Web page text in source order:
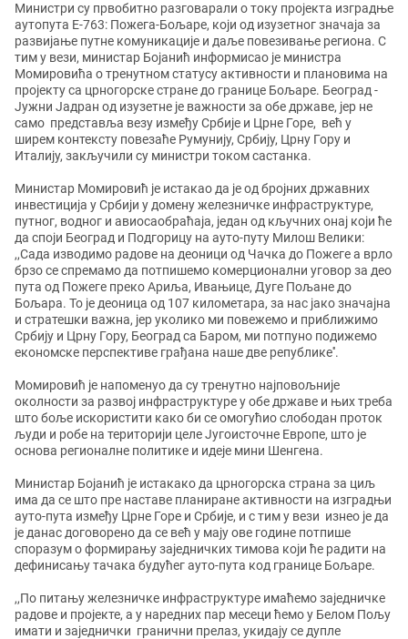
Министри су првобитно разговарали о току пројекта изградње
аутопута Е-763: Пожега-Бољаре, који од изузетног значаја за
развијање путне комуникације и даље повезивање региона. С
тим у вези, министар Бојанић информисао је министра
Момировића о тренутном статусу активности и плановима на
пројекту са црногорске стране до границе Бољаре. Београд -
Јужни Јадран од изузетне је важности за обе државе, јер не
само представља везу између Србије и Црне Горе, већ у
ширем контексту повезаће Румунију, Србију, Црну Гору и
Италију, закључили су министри током састанка.
Министар Момировић је истакао да је од бројних државних
инвестиција у Србији у домену железничке инфраструктуре,
путног, водног и авиосаобраћаја, један од кључних онај који ће
да споји Београд и Подгорицу на ауто-путу Милош Велики:
,,Сада изводимо радове на деоници од Чачка до Пожеге а врло
брзо се спремамо да потпишемо комерционални уговор за део
пута од Пожеге преко Ариља, Ивањице, Дуге Пољане до
Бољара. То је деоница од 107 километара, за нас јако значајна
и стратешки важна, јер уколико ми повежемо и приближимо
Србију и Црну Гору, Београд са Баром, ми потпуно подижемо
економске перспективе грађана наше две републике''.
Момировић је напоменуо да су тренутно најповољније
околности за развој инфраструктуре у обе државе и њих треба
што боље искористити како би се омогућио слободан проток
људи и робе на територији целе Југоисточне Европе, што је
основа регионалне политике и идеје мини Шенгена.
Министар Бојанић је истакако да црногорска страна за циљ
има да се што пре наставе планиране активности на изградњи
ауто-пута између Црне Горе и Србије, и с тим у вези изнео је да
је данас договорено да се већ у мају ове године потпише
споразум о формирању заједничких тимова који ће радити на
дефинисању тачака будућег ауто-пута код границе Бољаре.
,,По питању железничке инфраструктуре имаћемо заједничке
радове и пројекте, а у наредних пар месеци ћемо у Белом Пољу
имати и заједнички гранични прелаз, укидају се дупле